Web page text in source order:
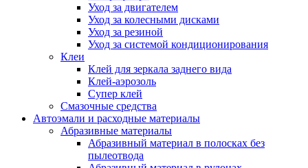
Уход за двигателем
Уход за колесными дисками
Уход за резиной
Уход за системой кондиционирования
Клеи
Клей для зеркала заднего вида
Клей-аэрозоль
Супер клей
Смазочные средства
Автоэмали и расходные материалы
Абразивные материалы
Абразивный материал в полосках без
пылеотвода